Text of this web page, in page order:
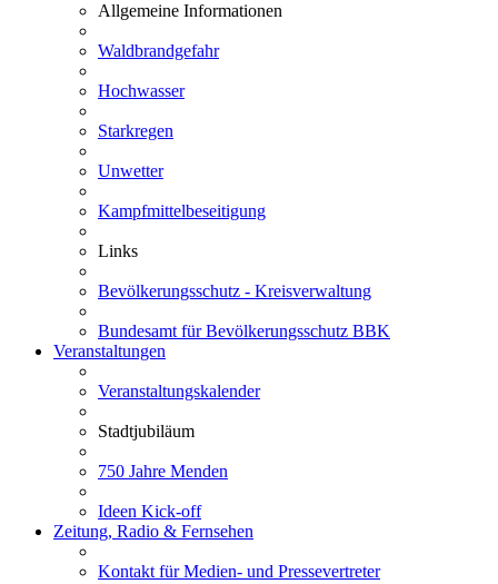
Allgemeine Informationen
Waldbrandgefahr
Hochwasser
Starkregen
Unwetter
Kampfmittelbeseitigung
Links
Bevölkerungsschutz - Kreisverwaltung
Bundesamt für Bevölkerungsschutz BBK
Veranstaltungen
Veranstaltungskalender
Stadtjubiläum
750 Jahre Menden
Ideen Kick-off
Zeitung, Radio & Fernsehen
Kontakt für Medien- und Pressevertreter